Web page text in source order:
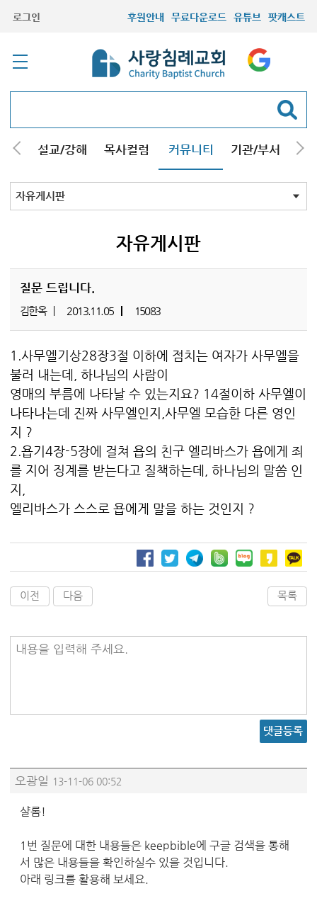
로그인 후원안내 무료다운로드 유튜브 팟캐스트
내 설교/강해 목사컬럼 커뮤니티 기관/부서 선
최근등록자료
자유게시판
자유게시판
질문 드립니다.
김한옥 2013.11.05 15083
1.사무엘기상28장3절 이하에 점치는 여자가 사무엘을
불러 내는데, 하나님의 사람이
영매의 부름에 나타날 수 있는지요? 14절이하 사무엘이
나타나는데 진짜 사무엘인지,사무엘 모습한 다른 영인
지 ?
2.욥기4장-5장에 걸쳐 욥의 친구 엘리바스가 욥에게 죄
를 지어 징계를 받는다고 질책하는데, 하나님의 말씀 인
지,
엘리바스가 스스로 욥에게 말을 하는 것인지 ?
이전 다음 목록
내용을 입력해 주세요.
댓글등록
오광일 13-11-06 00:52
샬롬!
1번 질문에 대한 내용들은 keepbible에 구글 검색을 통해
서 많은 내용들을 확인하실수 있을 것입니다.
아래 링크를 활용해 보세요.